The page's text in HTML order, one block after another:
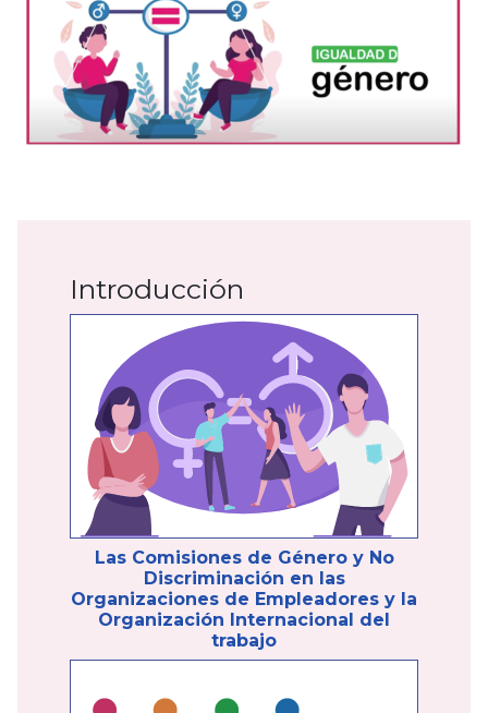
Introducción
Las Comisiones de Género y No
Discriminación en las
Organizaciones de Empleadores y la
Organización Internacional del
trabajo